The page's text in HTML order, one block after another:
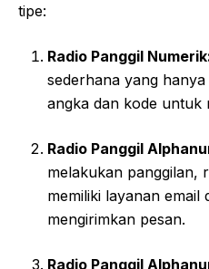
tipe:
Radio Panggil
sederhana yang
angka dan kode untuk
Radio Panggil
melakukan panggilan,
memiliki layanan email
mengirimkan pesan.
Radio Panggil